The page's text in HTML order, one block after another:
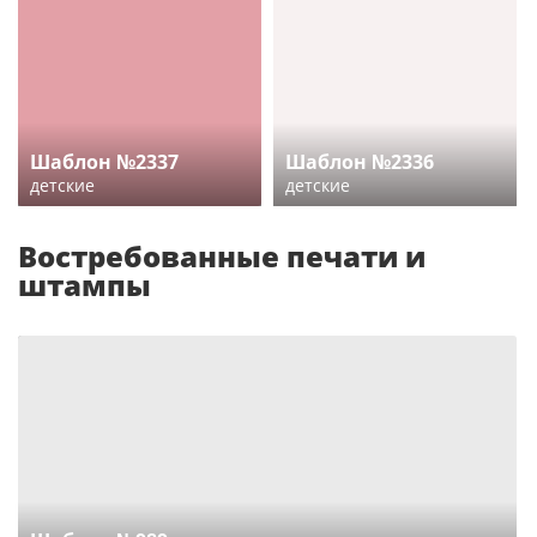
Шаблон №2337
детские
Шаблон №2336
детские
Востребованные печати и
штампы